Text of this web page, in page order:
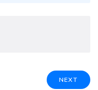
NEXT